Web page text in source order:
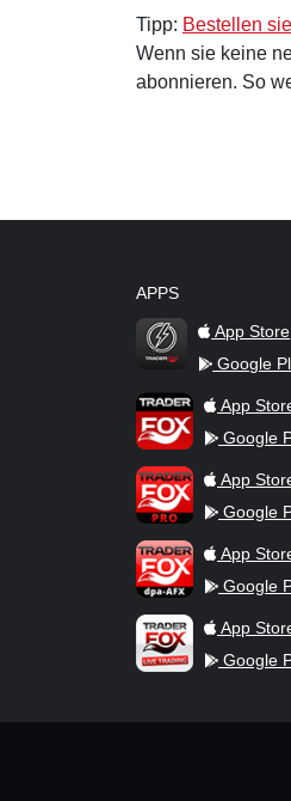
Tipp: Bestellen
Wenn sie keine
abonnieren. So
APPS
TraderFox Flash
App Store
Google
TraderFox App
App
Google
TraderFox Pro
App
Google
TraderFox dpa-
App
Google
TraderFox Live
App
Google
offizielle Social